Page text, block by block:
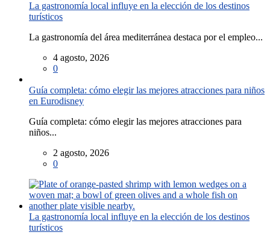
La gastronomía local influye en la elección de los destinos
turísticos
La gastronomía del área mediterránea destaca por el empleo...
4 agosto, 2026
0
Guía completa: cómo elegir las mejores atracciones para niños
en Eurodisney
Guía completa: cómo elegir las mejores atracciones para
niños...
2 agosto, 2026
0
La gastronomía local influye en la elección de los destinos
turísticos